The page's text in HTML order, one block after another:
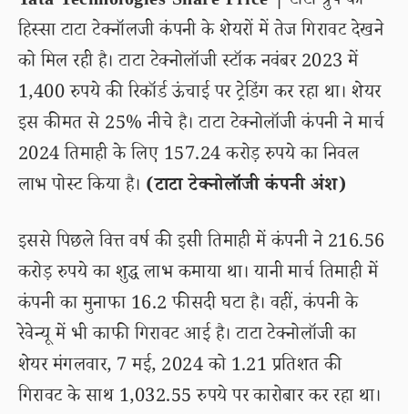
हिस्सा टाटा टेक्नॉलजी कंपनी के शेयरों में तेज गिरावट देखने
को मिल रही है। टाटा टेक्नोलॉजी स्टॉक नवंबर 2023 में
1,400 रुपये की रिकॉर्ड ऊंचाई पर ट्रेडिंग कर रहा था। शेयर
इस कीमत से 25% नीचे है। टाटा टेक्नोलॉजी कंपनी ने मार्च
2024 तिमाही के लिए 157.24 करोड़ रुपये का निवल
लाभ पोस्ट किया है। (टाटा टेक्नोलॉजी कंपनी अंश)
इससे पिछले वित्त वर्ष की इसी तिमाही में कंपनी ने 216.56
करोड़ रुपये का शुद्ध लाभ कमाया था। यानी मार्च तिमाही में
कंपनी का मुनाफा 16.2 फीसदी घटा है। वहीं, कंपनी के
रेवेन्यू में भी काफी गिरावट आई है। टाटा टेक्नोलॉजी का
शेयर मंगलवार, 7 मई, 2024 को 1.21 प्रतिशत की
गिरावट के साथ 1,032.55 रुपये पर कारोबार कर रहा था।